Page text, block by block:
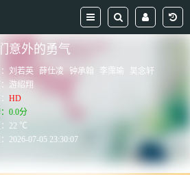
意外的勇气
刘若英 薛仕凌 钟承翰 李霈瑜
吴念轩
游绍翔
HD
0.0分
22 ℃
2026-07-05 23:30:07